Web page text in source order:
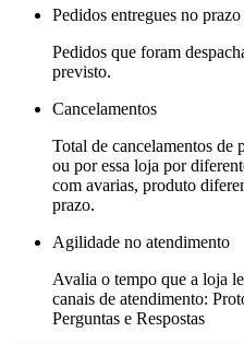
Pedidos entregues no prazo
Pedidos que foram
previsto.
Cancelamentos
Total de cancelamentos de
ou por essa loja por
com avarias, produto
prazo.
Agilidade no atendimento
Avalia o tempo que a loja
canais de atendimento:
Perguntas e Respostas